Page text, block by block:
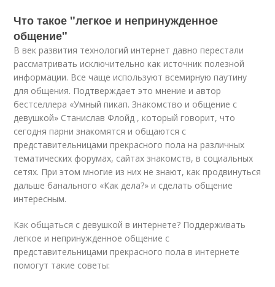
Что такое "легкое и непринужденное
общение"
В век развития технологий интернет давно перестали
рассматривать исключительно как источник полезной
информации. Все чаще используют всемирную паутину
для общения. Подтверждает это мнение и автор
бестселлера «Умный пикап. Знакомство и общение с
девушкой» Станислав Флойд , который говорит, что
сегодня парни знакомятся и общаются с
представительницами прекрасного пола на различных
тематических форумах, сайтах знакомств, в социальных
сетях. При этом многие из них не знают, как продвинуться
дальше банального «Как дела?» и сделать общение
интересным.
Как общаться с девушкой в интернете? Поддерживать
легкое и непринужденное общение с
представительницами прекрасного пола в интернете
помогут такие советы: